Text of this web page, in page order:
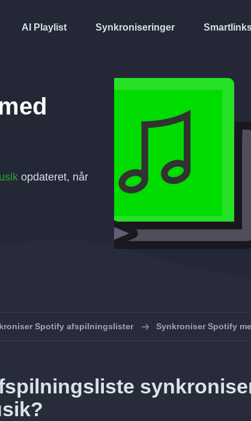
AI Playlist Synkroniseringer
opdateret, når
Spotify afspilningslister Synkroniser Spotify